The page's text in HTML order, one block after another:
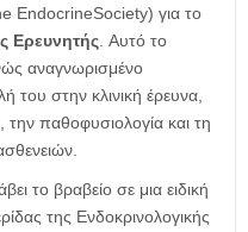
EndocrineSociety) για το
Ερευνητής. Αυτό το
αναγνωρισμένο
του στην κλινική έρευνα,
την παθοφυσιολογία και τη
το βραβείο σε μια ειδική
της Ενδοκρινολογικής